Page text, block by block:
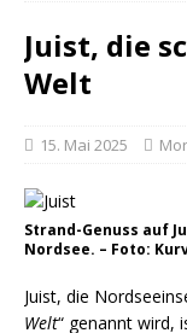
Juist, die
Welt
15. Mai 2025
Strand-Genuss auf
Nordsee. – Foto:
Juist, die
Welt“ genannt wird,